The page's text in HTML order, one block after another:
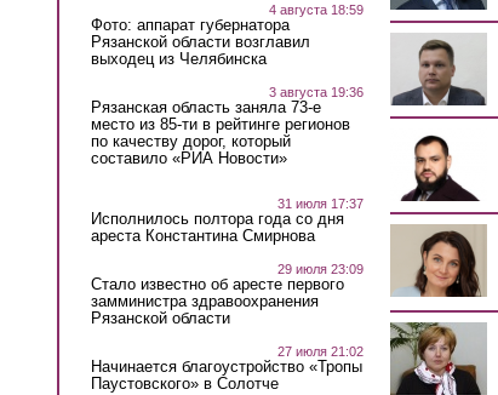
4 августа 18:59
Фото: аппарат губернатора
Рязанской области возглавил
выходец из Челябинска
3 августа 19:36
Рязанская область заняла 73-е
место из 85-ти в рейтинге регионов
по качеству дорог, который
составило «РИА Новости»
31 июля 17:37
Исполнилось полтора года со дня
ареста Константина Смирнова
29 июля 23:09
Стало известно об аресте первого
замминистра здравоохранения
Рязанской области
27 июля 21:02
Начинается благоустройство «Тропы
Паустовского» в Солотче